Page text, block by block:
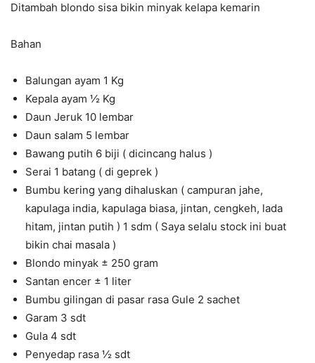
Ditambah blondo sisa bikin minyak kelapa kemarin
Bahan
Balungan ayam 1 Kg
Kepala ayam ½ Kg
Daun Jeruk 10 lembar
Daun salam 5 lembar
Bawang putih 6 biji ( dicincang halus )
Serai 1 batang ( di geprek )
Bumbu kering yang dihaluskan ( campuran jahe,
kapulaga india, kapulaga biasa, jintan, cengkeh, lada
hitam, jintan putih ) 1 sdm ( Saya selalu stock ini buat
bikin chai masala )
Blondo minyak ± 250 gram
Santan encer ± 1 liter
Bumbu gilingan di pasar rasa Gule 2 sachet
Garam 3 sdt
Gula 4 sdt
Penyedap rasa ½ sdt